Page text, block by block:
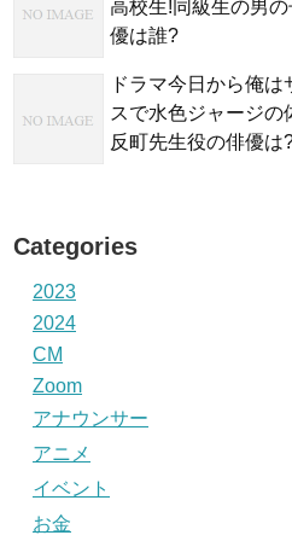
高校生!同級生の男
優は誰?
ドラマ今日から俺は
スで水色ジャージの
反町先生役の俳優は
Categories
2023
2024
CM
Zoom
アナウンサー
アニメ
イベント
お金